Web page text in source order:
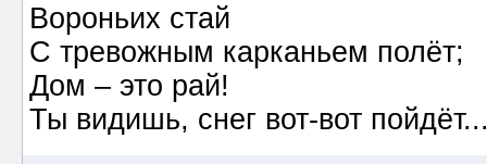
Вороньих стай
С тревожным карканьем полёт;
Дом – это рай!
Ты видишь, снег вот-вот